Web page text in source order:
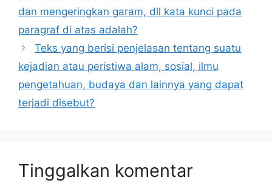
dan mengeringkan garam, dll kata kunci pada
paragraf di atas adalah?
Teks yang berisi penjelasan tentang suatu
kejadian atau peristiwa alam, sosial, ilmu
pengetahuan, budaya dan lainnya yang dapat
terjadi disebut?
Tinggalkan komentar